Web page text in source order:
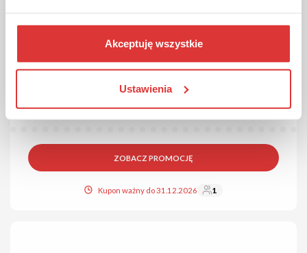
Akceptuję wszystkie
Ustawienia
PROMOCJA
Podstawka do monitora gratis w LG!
stronie, a w prezencie otrzymasz podstawkę pod monitor.
Skorzystaj!
ZOBACZ PROMOCJĘ
Kupon ważny do 31.12.2026 1